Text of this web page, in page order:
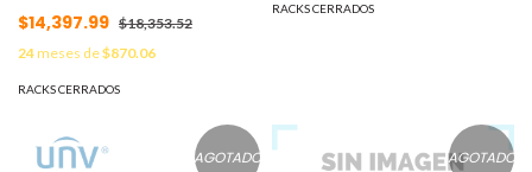
de Piso de 42 UR con puerta
de cristal y una profundidad
de 60.0 cm.#MARSBE
$14,397.99 $18,353.52
24meses de$870.06
RACKS CERRADOS
Negro. MOD: SR-1906-LH2G
RACKS CERRADOS
AGOTADO AGOTADO